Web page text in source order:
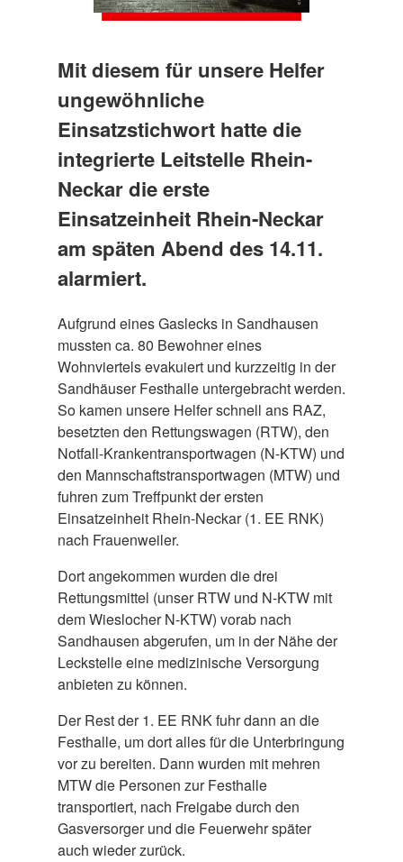
Mit diesem für unsere Helfer
ungewöhnliche
Einsatzstichwort hatte die
integrierte Leitstelle Rhein-
Neckar die erste
Einsatzeinheit Rhein-Neckar
am späten Abend des 14.11.
alarmiert.
Aufgrund eines Gaslecks in Sandhausen
mussten ca. 80 Bewohner eines
Wohnviertels evakuiert und kurzzeitig in der
Sandhäuser Festhalle untergebracht werden.
So kamen unsere Helfer schnell ans RAZ,
besetzten den Rettungswagen (RTW), den
Notfall-Krankentransportwagen (N-KTW) und
den Mannschaftstransportwagen (MTW) und
fuhren zum Treffpunkt der ersten
Einsatzeinheit Rhein-Neckar (1. EE RNK)
nach Frauenweiler.
Dort angekommen wurden die drei
Rettungsmittel (unser RTW und N-KTW mit
dem Wieslocher N-KTW) vorab nach
Sandhausen abgerufen, um in der Nähe der
Leckstelle eine medizinische Versorgung
anbieten zu können.
Der Rest der 1. EE RNK fuhr dann an die
Festhalle, um dort alles für die Unterbringung
vor zu bereiten. Dann wurden mit mehren
MTW die Personen zur Festhalle
transportiert, nach Freigabe durch den
Gasversorger und die Feuerwehr später
auch wieder zurück.